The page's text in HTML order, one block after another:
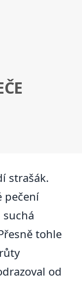
strašák.
pečení
suchá
tohle
od